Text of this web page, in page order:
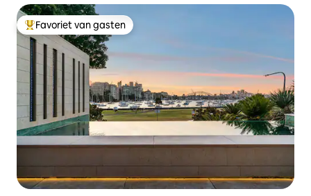
Topfavoriet van gasten
Favoriet van gasten